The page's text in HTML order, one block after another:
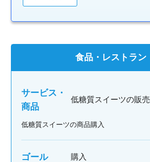
食品・レストラン
サービス・
商品
低糖質スイーツの販売
低糖質スイーツの商品購入
ゴール 購入